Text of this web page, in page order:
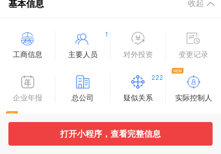
基本信息 收起
工商信息
1
主要人员 对外投资 变更记录
企业年报 总公司
222
疑似关系 实际控制人
同业分析 工商自主公示
打开小程序，查看完整信息